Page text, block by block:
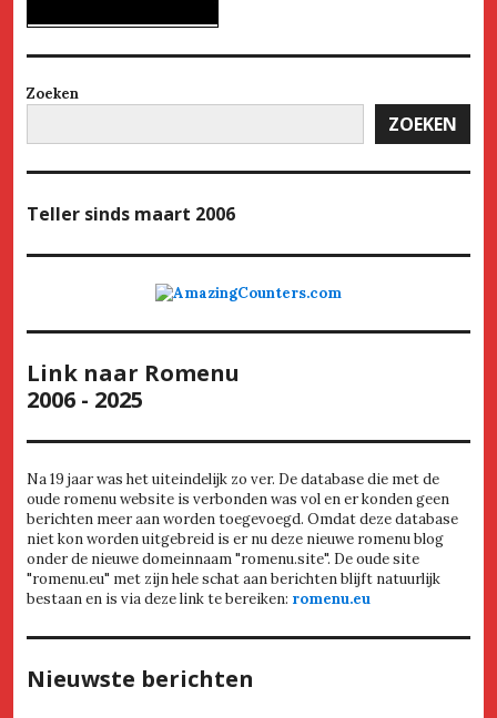
Zoeken
ZOEKEN
Teller sinds maart 2006
Link naar Romenu
2006 - 2025
Na 19 jaar was het uiteindelijk zo ver. De database die met de
oude romenu website is verbonden was vol en er konden geen
berichten meer aan worden toegevoegd. Omdat deze database
niet kon worden uitgebreid is er nu deze nieuwe romenu blog
onder de nieuwe domeinnaam "romenu.site". De oude site
"romenu.eu" met zijn hele schat aan berichten blijft natuurlijk
bestaan en is via deze link te bereiken: romenu.eu
Nieuwste berichten